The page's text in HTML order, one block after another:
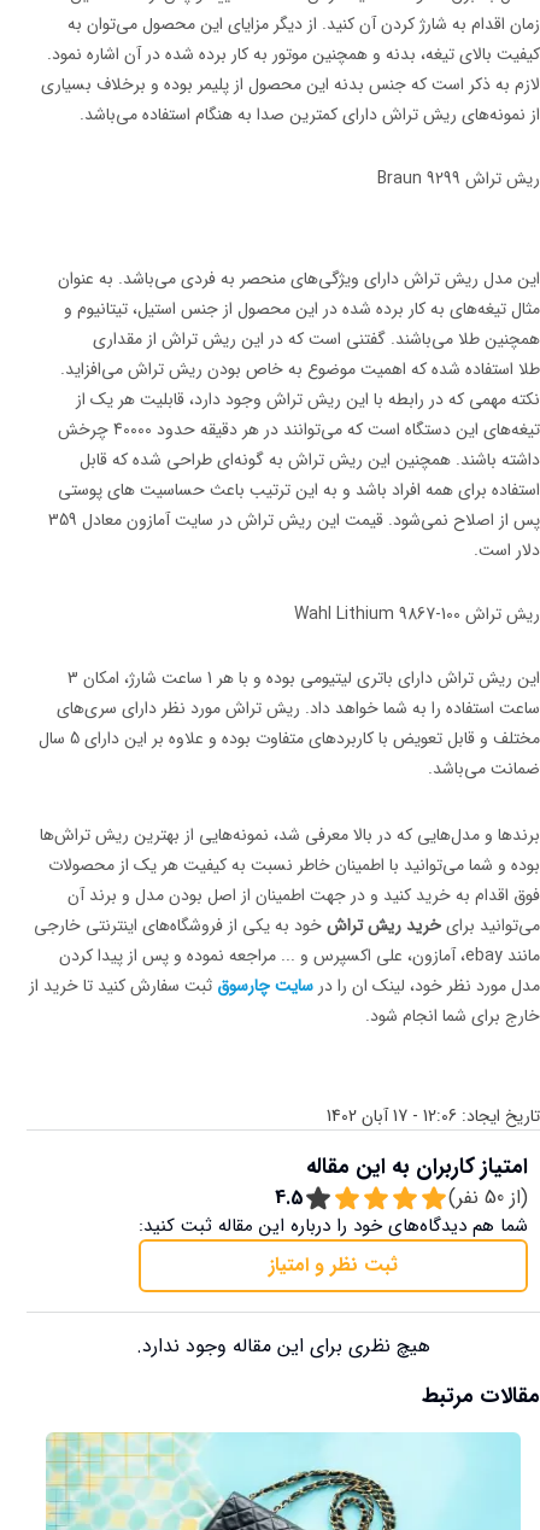
زمان اقدام به شارژ کردن آن کنید. از دیگر مزایای این محصول می‌توان به
کیفیت بالای تیغه، بدنه و همچنین موتور به کار برده شده در آن اشاره نمود.
لازم به ذکر است که جنس بدنه این محصول از پلیمر بوده و برخلاف بسیاری
از نمونه‌های ریش تراش دارای کمترین صدا به هنگام استفاده می‌باشد.
ریش تراش Braun 9299
این مدل ریش تراش دارای ویژگی‌های منحصر به فردی می‌باشد. به عنوان
مثال تیغه‌های به کار برده شده در این محصول از جنس استیل، تیتانیوم و
همچنین طلا می‌باشند. گفتنی است که در این ریش تراش از مقداری
طلا استفاده شده که اهمیت موضوع به خاص بودن ریش تراش می‌افزاید.
نکته مهمی که در رابطه با این ریش تراش وجود دارد، قابلیت هر یک از
تیغه‌های این دستگاه است که می‌توانند در هر دقیقه حدود 40000 چرخش
داشته باشند. همچنین این ریش تراش به گونه‌ای طراحی شده که قابل
استفاده برای همه افراد باشد و به این ترتیب باعث حساسیت های پوستی
پس از اصلاح نمی‌شود. قیمت این ریش تراش در سایت آمازون معادل 359
دلار است.
ریش تراش Wahl Lithium 9867-100
این ریش تراش دارای باتری لیتیومی بوده و با هر 1 ساعت شارژ، امکان 3
ساعت استفاده را به شما خواهد داد. ریش تراش مورد نظر دارای سری‌های
مختلف و قابل تعویض با کاربردهای متفاوت بوده و علاوه بر این دارای 5 سال
ضمانت می‌باشد.
برندها و مدل‌هایی که در بالا معرفی شد، نمونه‌هایی از بهترین ریش تراش‌ها
بوده و شما می‌توانید با اطمینان خاطر نسبت به کیفیت هر یک از محصولات
فوق اقدام به خرید کنید و در جهت اطمینان از اصل بودن مدل و برند آن
می‌توانید برایخرید ریش تراشخود به یکی از فروشگاه‌های اینترنتی خارجی
مانند ebay، آمازون، علی اکسپرس و ... مراجعه نموده و پس از پیدا کردن
مدل مورد نظر خود، لینک ان را در سایت چارسوق ثبت سفارش کنید تا خرید از
خارج برای شما انجام شود.
تاریخ ایجاد: 12:06 - 17 آبان 1402
امتیاز کاربران به این مقاله
(از 50 نفر) 4.5
شما هم دیدگاه‌های خود را درباره این مقاله ثبت کنید:
ثبت نظر و امتیاز
هیچ نظری برای این مقاله وجود ندارد.
مقالات مرتبط